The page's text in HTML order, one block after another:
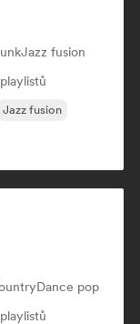
Jazz fusion
Jazz fusion
Dance pop